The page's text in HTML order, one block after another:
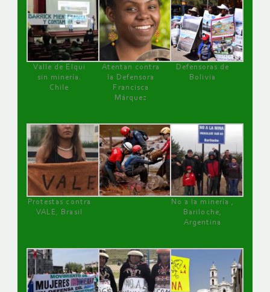
Valle de Elqui
sin minería.
Chile
Atentan contra
la Defensora
Francisca
Márquez
Defensoras de
Bolivia
Protestas contra
VALE, Brasil
No a la minería ,
Bariloche,
Argentina